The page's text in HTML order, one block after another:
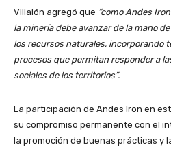
Villalón agregó que “como Andes
la minería debe avanzar de la mano
los recursos naturales, incorporando
procesos que permitan responder a
sociales de los territorios”.
La participación de Andes Iron en
su compromiso permanente con el
la promoción de buenas prácticas y